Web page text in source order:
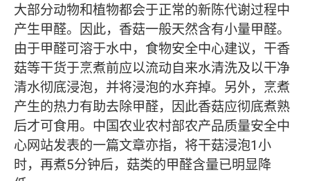
大部分动物和植物都会于正常的新陈代谢过程中
产生甲醛。因此，香菇一般天然含有小量甲醛。
由于甲醛可溶于水中，食物安全中心建议，干香
菇等干货于烹煮前应以流动自来水清洗及以干净
清水彻底浸泡，并将浸泡的水弃掉。另外，烹煮
产生的热力有助去除甲醛，因此香菇应彻底煮熟
后才可食用。中国农业农村部农产品质量安全中
心网站发表的一篇文章亦指，将干菇浸泡1小
时，再煮5分钟后，菇类的甲醛含量已明显降